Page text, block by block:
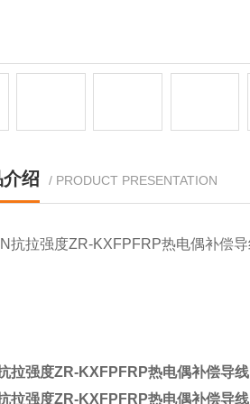
绍 / PRODUCT PRESENTATION
拉强度ZR-KXFPFRP热电偶补偿导线
拉强度ZR-KXFPFRP热电偶补偿导线